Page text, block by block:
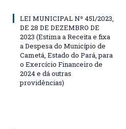
LEI MUNICIPAL Nº 451/2023,
DE 28 DE DEZEMBRO DE
2023 (Estima a Receita e fixa
a Despesa do Município de
Cametá, Estado do Pará, para
o Exercício Financeiro de
2024 e dá outras
providências)